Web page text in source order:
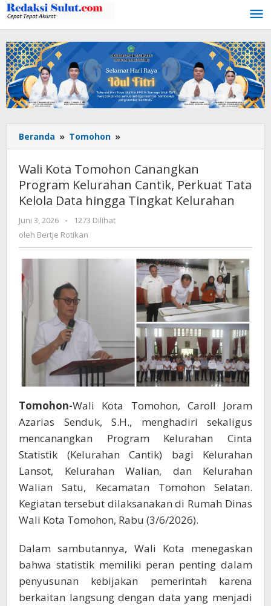
Lewati
ke
konten
Beranda » Tomohon »
Kota
Canangkan
Program
Kelurahan
Kelola
Data
hingga
Tingkat
Kelurahan
Wali Kota Tomohon Canangkan
Program Kelurahan Cantik, Perkuat Tata
Kelola Data hingga Tingkat Kelurahan
Juni 3, 2026
oleh
Bertje
-
1273 Dilihat
oleh Bertje Rotikan
Tomohon-Wali Kota Tomohon, Caroll Joram
Azarias Senduk, S.H., menghadiri sekaligus
mencanangkan Program Kelurahan Cinta
Statistik (Kelurahan Cantik) bagi Kelurahan
Lansot, Kelurahan Walian, dan Kelurahan
Walian Satu, Kecamatan Tomohon Selatan.
Kegiatan tersebut dilaksanakan di Rumah Dinas
Wali Kota Tomohon, Rabu (3/6/2026).
Dalam sambutannya, Wali Kota menegaskan
bahwa statistik memiliki peran penting dalam
penyusunan kebijakan pemerintah karena
berkaitan langsung dengan data yang menjadi